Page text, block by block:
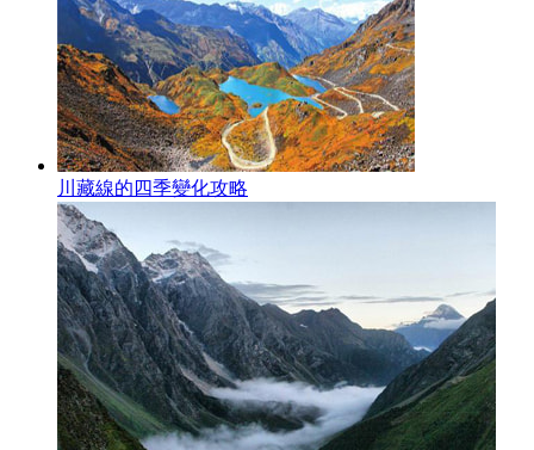
川藏線的四季變化攻略